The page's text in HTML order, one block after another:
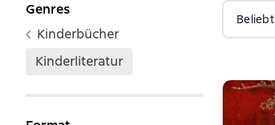
Genres
Kinderbücher
Kinderliteratur
Beliebt